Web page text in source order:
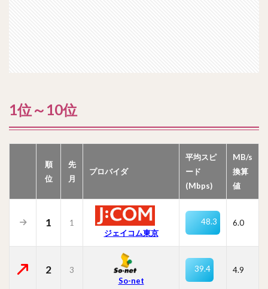
1位～10位
順
位
先
月
プロバイダ
平均スピ
ード
(Mbps)
MB/s
換算
値
1
1
ジェイコム東京
48.3 6.0
2
3
So-net
39.4 4.9